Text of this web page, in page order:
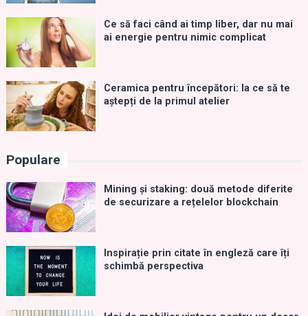
Ce să faci când ai timp liber, dar nu mai
ai energie pentru nimic complicat
Ceramica pentru începători: la ce să te
aștepți de la primul atelier
Populare
Mining și staking: două metode diferite
de securizare a rețelelor blockchain
Inspirație prin citate în engleză care îți
schimbă perspectiva